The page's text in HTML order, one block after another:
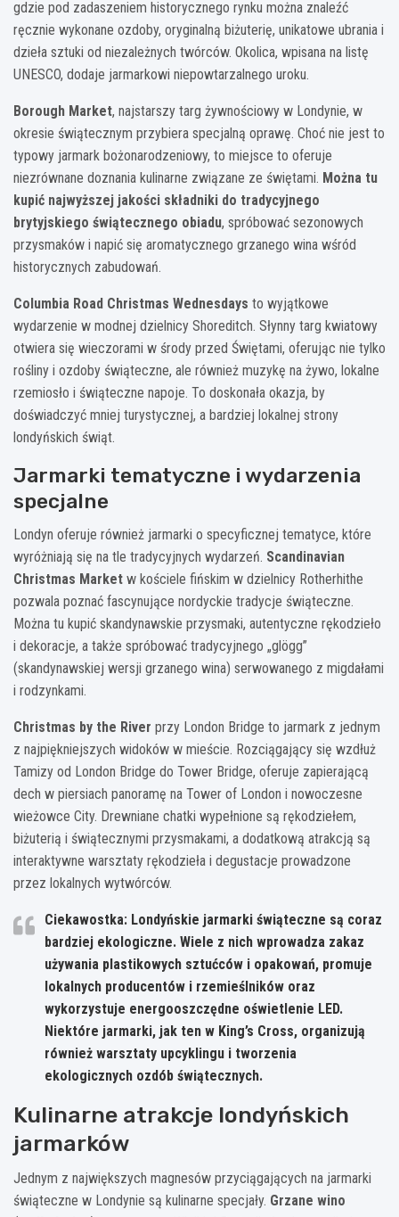
gdzie pod zadaszeniem historycznego rynku można znaleźć
ręcznie wykonane ozdoby, oryginalną biżuterię, unikatowe ubrania i
dzieła sztuki od niezależnych twórców. Okolica, wpisana na listę
UNESCO, dodaje jarmarkowi niepowtarzalnego uroku.
Borough Market, najstarszy targ żywnościowy w Londynie, w
okresie świątecznym przybiera specjalną oprawę. Choć nie jest to
typowy jarmark bożonarodzeniowy, to miejsce to oferuje
niezrównane doznania kulinarne związane ze świętami. Można tu
kupić najwyższej jakości składniki do tradycyjnego
brytyjskiego świątecznego obiadu, spróbować sezonowych
przysmaków i napić się aromatycznego grzanego wina wśród
historycznych zabudowań.
Columbia Road Christmas Wednesdays to wyjątkowe
wydarzenie w modnej dzielnicy Shoreditch. Słynny targ kwiatowy
otwiera się wieczorami w środy przed Świętami, oferując nie tylko
rośliny i ozdoby świąteczne, ale również muzykę na żywo, lokalne
rzemiosło i świąteczne napoje. To doskonała okazja, by
doświadczyć mniej turystycznej, a bardziej lokalnej strony
londyńskich świąt.
Jarmarki tematyczne i wydarzenia
specjalne
Londyn oferuje również jarmarki o specyficznej tematyce, które
wyróżniają się na tle tradycyjnych wydarzeń. Scandinavian
Christmas Market w kościele fińskim w dzielnicy Rotherhithe
pozwala poznać fascynujące nordyckie tradycje świąteczne.
Można tu kupić skandynawskie przysmaki, autentyczne rękodzieło
i dekoracje, a także spróbować tradycyjnego „glögg”
(skandynawskiej wersji grzanego wina) serwowanego z migdałami
i rodzynkami.
Christmas by the River przy London Bridge to jarmark z jednym
z najpiękniejszych widoków w mieście. Rozciągający się wzdłuż
Tamizy od London Bridge do Tower Bridge, oferuje zapierającą
dech w piersiach panoramę na Tower of London i nowoczesne
wieżowce City. Drewniane chatki wypełnione są rękodziełem,
biżuterią i świątecznymi przysmakami, a dodatkową atrakcją są
interaktywne warsztaty rękodzieła i degustacje prowadzone
przez lokalnych wytwórców.
Ciekawostka: Londyńskie jarmarki świąteczne są coraz
bardziej ekologiczne. Wiele z nich wprowadza zakaz
używania plastikowych sztućców i opakowań, promuje
lokalnych producentów i rzemieślników oraz
wykorzystuje energooszczędne oświetlenie LED.
Niektóre jarmarki, jak ten w King’s Cross, organizują
również warsztaty upcyklingu i tworzenia
ekologicznych ozdób świątecznych.
Kulinarne atrakcje londyńskich
jarmarków
Jednym z największych magnesów przyciągających na jarmarki
świąteczne w Londynie są kulinarne specjały. Grzane wino